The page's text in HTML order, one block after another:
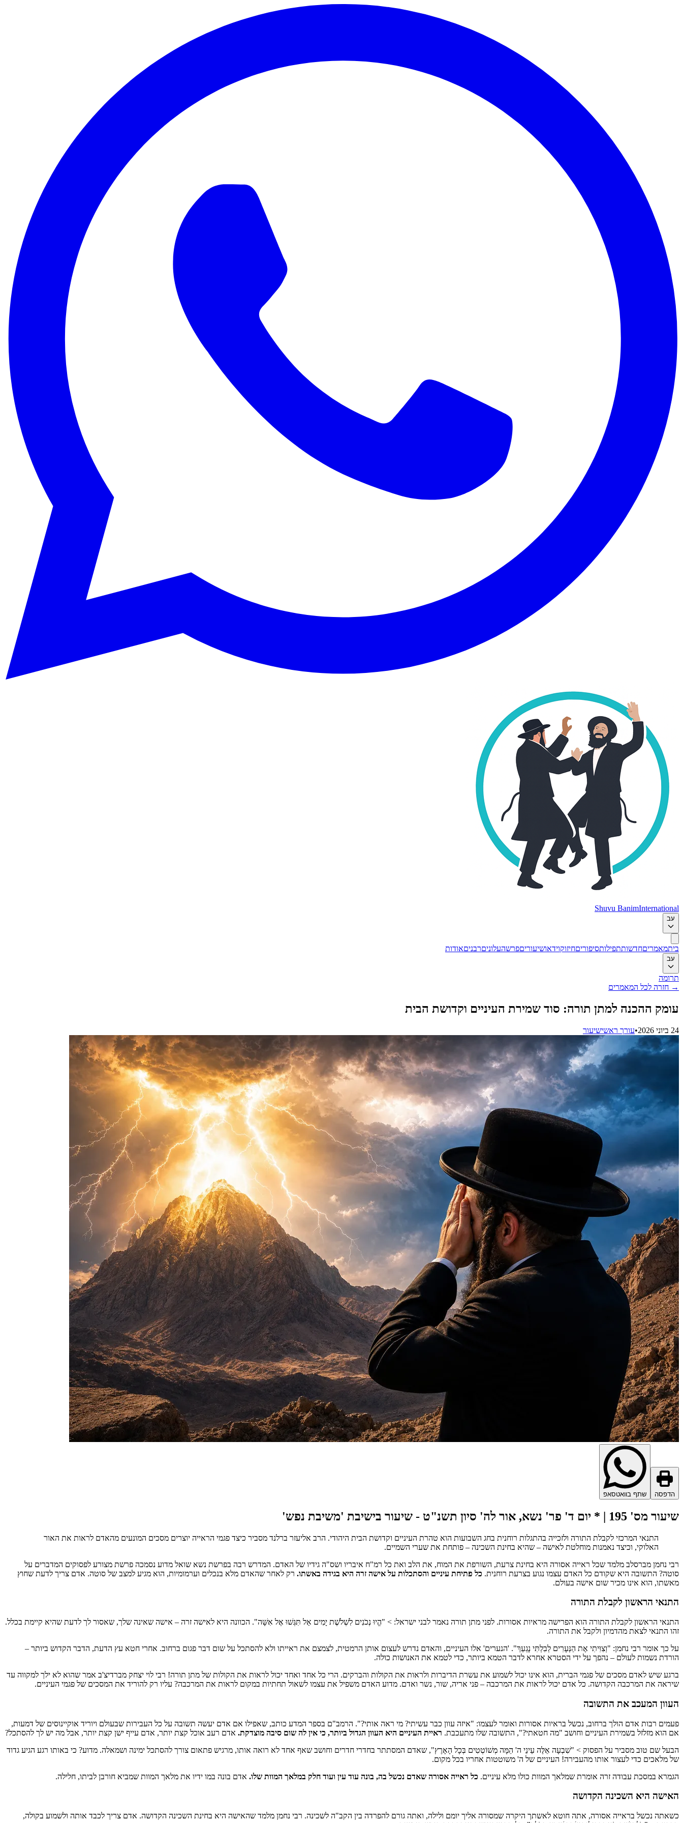
Shuvu BanimInternational
עב
ביתמאמריםחדשותתפילותסיפוריםחיזוקוידאושיעוריםפרשהעלוניםרבניםאודות
עב
תרומה
→ חזרה לכל המאמרים
עומק ההכנה למתן תורה: סוד שמירת העיניים וקדושת הבית
24 ביוני 2026 •עורך ראשישיעור
הדפסה שתף בוואטסאפ
שיעור מס' 195 | * יום ד' פר' נשא, אור לה' סיון תשנ"ט - שיעור בישיבת 'משיבת נפש'
התנאי המרכזי לקבלת התורה ולזכייה בהתגלות רוחנית בחג השבועות הוא טהרת העיניים וקדושת הבית היהודי. הרב אליעזר ברלנד מסביר כיצד פגמי הראייה יוצרים מסכים המונעים מהאדם לראות את האור
האלוקי, וכיצד נאמנות מוחלטת לאישה – שהיא בחינת השכינה – פותחת את שערי השמיים.
רבי נחמן מברסלב מלמד שכל ראייה אסורה היא בחינת צרעת, השורפת את המוח, את הלב ואת כל רמ"ח איבריו ושס"ה גידיו של האדם. המדרש רבה בפרשת נשא שואל מדוע נסמכה פרשת מצורע לפסוקים המדברים על
סוטה? התשובה היא שקודם כל האדם עצמו נגוע בצרעת רוחנית. כל פתיחת עיניים והסתכלות על אישה זרה היא בגידה באשתו. רק לאחר שהאדם מלא בנכלים וערמומיות, הוא מגיע למצב של סוטה. אדם צריך לדעת שחוץ
מאשתו, הוא אינו מכיר שום אישה בעולם.
התנאי הראשון לקבלת התורה
התנאי הראשון לקבלת התורה הוא הפרישה מראיות אסורות. לפני מתן תורה נאמר לבני ישראל: > "הֱיוּ נְכֹנִים לִשְׁלֹשֶׁת יָמִים אַל תִּגְּשׁוּ אֶל אִשָּׁה". הכוונה היא לאישה זרה – אישה שאינה שלך, שאסור לך לדעת שהיא קיימת בכלל.
זהו התנאי לצאת מהדמיון ולקבל את התורה.
על כך אומר רבי נחמן: "וְצִוִּיתִי אֶת הַנְּעָרִים לְבִלְתִּי נָגְעֵךְ". 'הנערים' אלו העיניים, והאדם נדרש לעצום אותן הרמטית, לצמצם את ראייתו ולא להסתכל על שום דבר פגום ברחוב. אחרי חטא עץ הדעת, הדבר הקדוש ביותר –
הורדת נשמות לעולם – נהפך על ידי הסטרא אחרא לדבר הטמא ביותר, כדי לטמא את האנושות כולה.
ברגע שיש לאדם מסכים של פגמי הברית, הוא אינו יכול לשמוע את עשרת הדיברות ולראות את הקולות והברקים. הרי כל אחד ואחד יכול לראות את הקולות של מתן תורה! רבי לוי יצחק מברדיצ'ב אמר שהוא לא ילך למקווה עד
שיראה את המרכבה הקדושה. כל אדם יכול לראות את המרכבה – פני אריה, שור, נשר ואדם. מדוע האדם משפיל את עצמו לשאול תחתיות במקום לראות את המרכבה? עליו רק להוריד את המסכים של פגמי העיניים.
העוון המעכב את התשובה
פעמים רבות אדם הולך ברחוב, נכשל בראיות אסורות ואומר לעצמו: "איזה עוון כבר עשיתי? מי ראה אותי?". הרמב"ם בספר המדע כותב, שאפילו אם אדם יעשה תשובה על כל העבירות שבעולם ויוריד אוקיינוסים של דמעות,
אם הוא מזלזל בשמירת העיניים וחושב "מה חטאתי?", התשובה שלו מתעכבת. ראיית העיניים היא העוון הגדול ביותר, כי אין לה שום סיבה מוצדקת. אדם רעב אוכל קצת יותר, אדם עייף ישן קצת יותר, אבל מה יש לך להסתכל?
הבעל שם טוב מסביר על הפסוק > "שִׁבְעָה אֵלֶּה עֵינֵי ה' הֵמָּה מְשׁוֹטְטִים בְּכָל הָאָרֶץ", שאדם המסתתר בחדרי חדרים וחושב שאף אחד לא רואה אותו, מרגיש פתאום צורך להסתכל ימינה ושמאלה. מדוע? כי באותו רגע הגיע גדוד
של מלאכים כדי לעצור אותו מהעבירה! העיניים של ה' משוטטות אחריו בכל מקום.
הגמרא במסכת עבודה זרה אומרת שמלאך המוות כולו מלא עיניים. כל ראייה אסורה שאדם נכשל בה, בונה עוד עין ועוד חלק במלאך המוות שלו. אדם בונה במו ידיו את מלאך המוות שמביא חורבן לביתו, חלילה.
האישה היא השכינה הקדושה
כשאתה נכשל בראייה אסורה, אתה חוטא לאשתך היקרה שמסורה אליך יומם ולילה, ואתה גורם להפרדה בין הקב"ה לשכינה. רבי נחמן מלמד שהאישה היא בחינת השכינה הקדושה. אדם צריך לכבד אותה ולשמוע בקולה,